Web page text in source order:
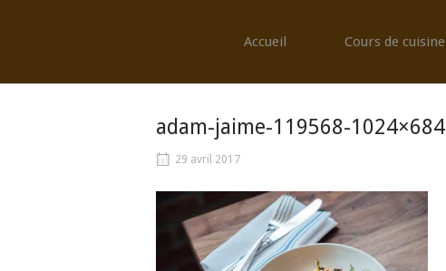
Accueil Cours de cuisine
adam-jaime-119568-1024×684
29 avril 2017